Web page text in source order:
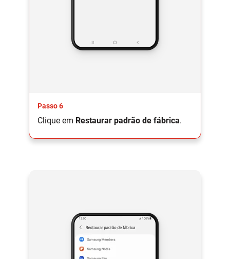
Passo 6
Clique em Restaurar padrão de fábrica.